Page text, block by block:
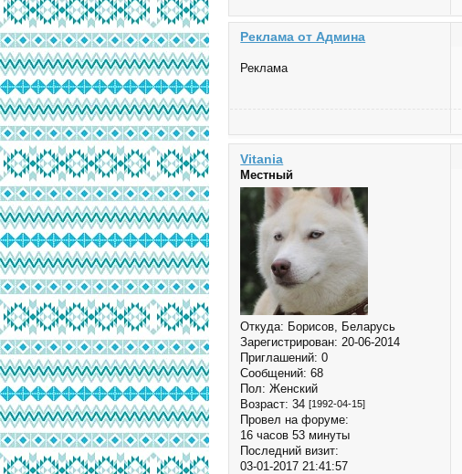
Реклама от Админа
Реклама
Vitania
Местный
Откуда: Борисов, Беларусь
Зарегистрирован: 20-06-2014
Приглашений: 0
Сообщений: 68
Пол: Женский
Возраст: 34[1992-04-15]
Провел на форуме:
16 часов 53 минуты
Последний визит:
03-01-2017 21:41:57